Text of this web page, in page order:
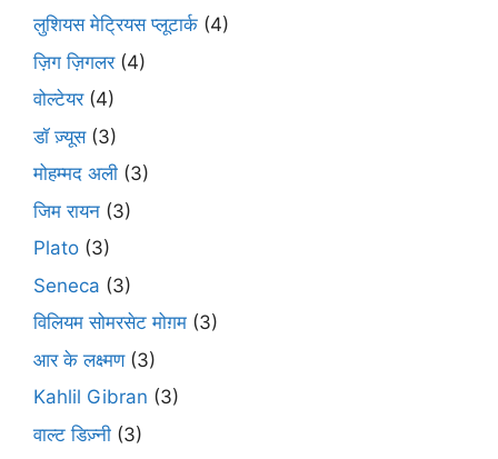
लुशियस मेट्रियस प्लूटार्क (4)
ज़िग ज़िगलर(4)
वोल्टेयर(4)
डॉ ज़्यूस(3)
मोहम्मद अली (3)
जिम रायन (3)
Plato (3)
Seneca (3)
विलियम सोमरसेट मोग़म (3)
आर के लक्ष्मण(3)
Kahlil Gibran (3)
वाल्ट डिज़्नी (3)